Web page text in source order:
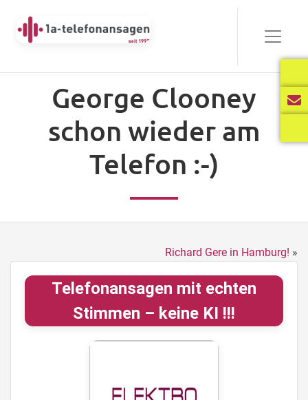
George Clooney
schon wieder am
Telefon :-)
Richard Gere in Hamburg! »
Telefonansagen mit echten
Stimmen – keine KI !!!